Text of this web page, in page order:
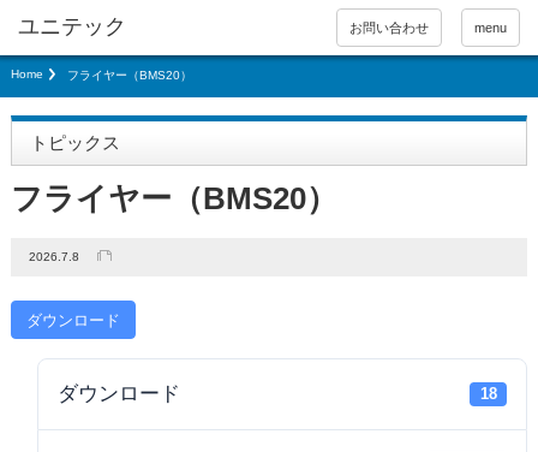
お問い合わせ menu
Home フライヤー（BMS20）
トピックス
フライヤー（BMS20）
2026.7.8
ダウンロード
ダウンロード 18